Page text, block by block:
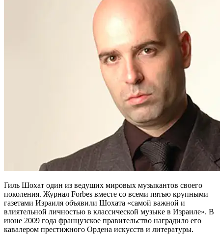
Гиль Шохат один из ведущих мировых музыкантов своего
поколения. Журнал Forbes вместе со всеми пятью крупными
газетами Израиля объявили Шохата «самой важной и
влиятельной личностью в классической музыке в Израиле». В
июне 2009 года французское правительство наградило его
кавалером престижного Ордена искусств и литературы.